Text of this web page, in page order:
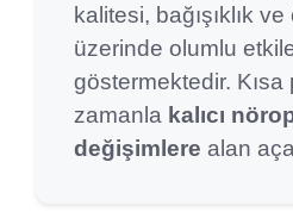
kalitesi, bağışıklık
üzerinde olumlu
göstermektedir. Kısa
zamanla kalıcı
değişimlere alan